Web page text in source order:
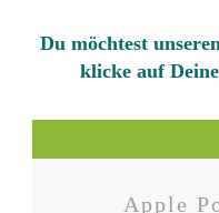
Du möchtest
klicke auf
Apple